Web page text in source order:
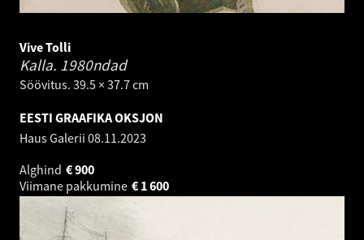
Vive Tolli
Kalla. 1980ndad
Söövitus. 39.5 × 37.7 cm
EESTI GRAAFIKA OKSJON
Haus Galerii 08.11.2023
Alghind
900
€
Viimane pakkumine
1 600
€